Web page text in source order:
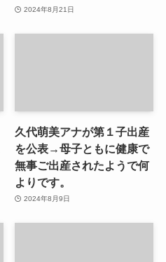
2024年8月21日
久代萌美アナが第１子出産
を公表→母子ともに健康で
無事ご出産されたようで何
よりです。
2024年8月9日